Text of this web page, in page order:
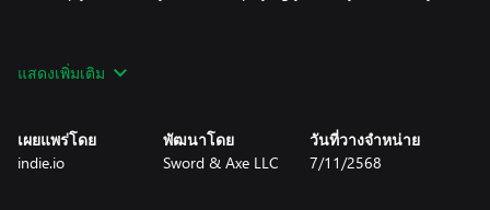
powerful abilities, passive effects, and its own tactical niche…
แสดงเพิ่มเติม
เผยแพร่โดย
indie.io
พัฒนาโดย
Sword & Axe LLC
วันที่วางจำหน่าย
7/11/2568